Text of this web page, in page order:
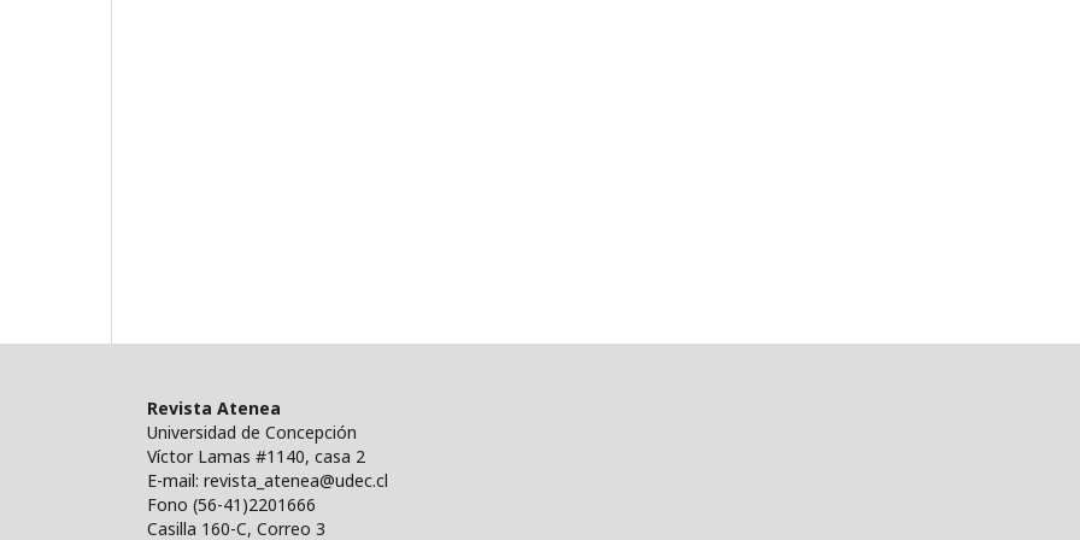
Revista Atenea
Universidad de Concepción
Víctor Lamas #1140, casa 2
E-mail: revista_atenea@udec.cl
Fono (56-41)2201666
Casilla 160-C, Correo 3